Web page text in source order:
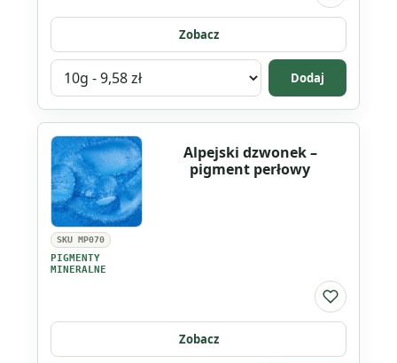
Zobacz
Wybierz
wariant
produktu
Akwamaryna
-
pigment
perłowy
Dodaj
SKU MP070
PIGMENTY
MINERALNE
Alpejski dzwonek –
pigment perłowy
Do listy
Zobacz